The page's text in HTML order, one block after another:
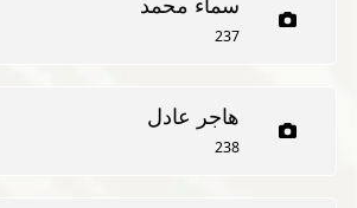
237
هاجر عادل
238